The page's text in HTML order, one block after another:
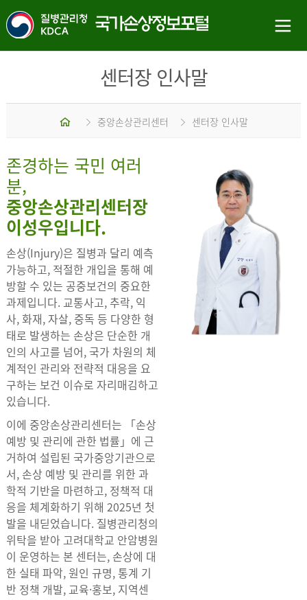
센터장 인사말
중앙손상관리센터 센터장 인사말
존경하는 국민 여러
분,
중앙손상관리센터장
이성우입니다.
손상(Injury)은 질병과 달리 예측
가능하고, 적절한 개입을 통해 예
방할 수 있는 공중보건의 중요한
과제입니다. 교통사고, 추락, 익
사, 화재, 자살, 중독 등 다양한 형
태로 발생하는 손상은 단순한 개
인의 사고를 넘어, 국가 차원의 체
계적인 관리와 전략적 대응을 요
구하는 보건 이슈로 자리매김하고
있습니다.
이에 중앙손상관리센터는 「손상
예방 및 관리에 관한 법률」에 근
거하여 설립된 국가중앙기관으로
서, 손상 예방 및 관리를 위한 과
학적 기반을 마련하고, 정책적 대
응을 체계화하기 위해 2025년 첫
발을 내딛었습니다. 질병관리청의
위탁을 받아 고려대학교 안암병원
이 운영하는 본 센터는, 손상에 대
한 실태 파악, 원인 규명, 통계 기
반 정책 개발, 교육·홍보, 지역센